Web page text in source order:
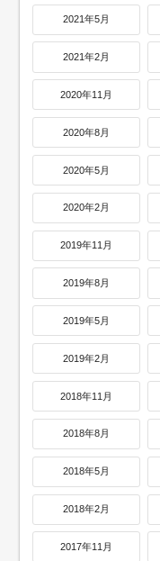
2021年5月
2021年2月
2020年11月
2020年8月
2020年5月
2020年2月
2019年11月
2019年8月
2019年5月
2019年2月
2018年11月
2018年8月
2018年5月
2018年2月
2017年11月